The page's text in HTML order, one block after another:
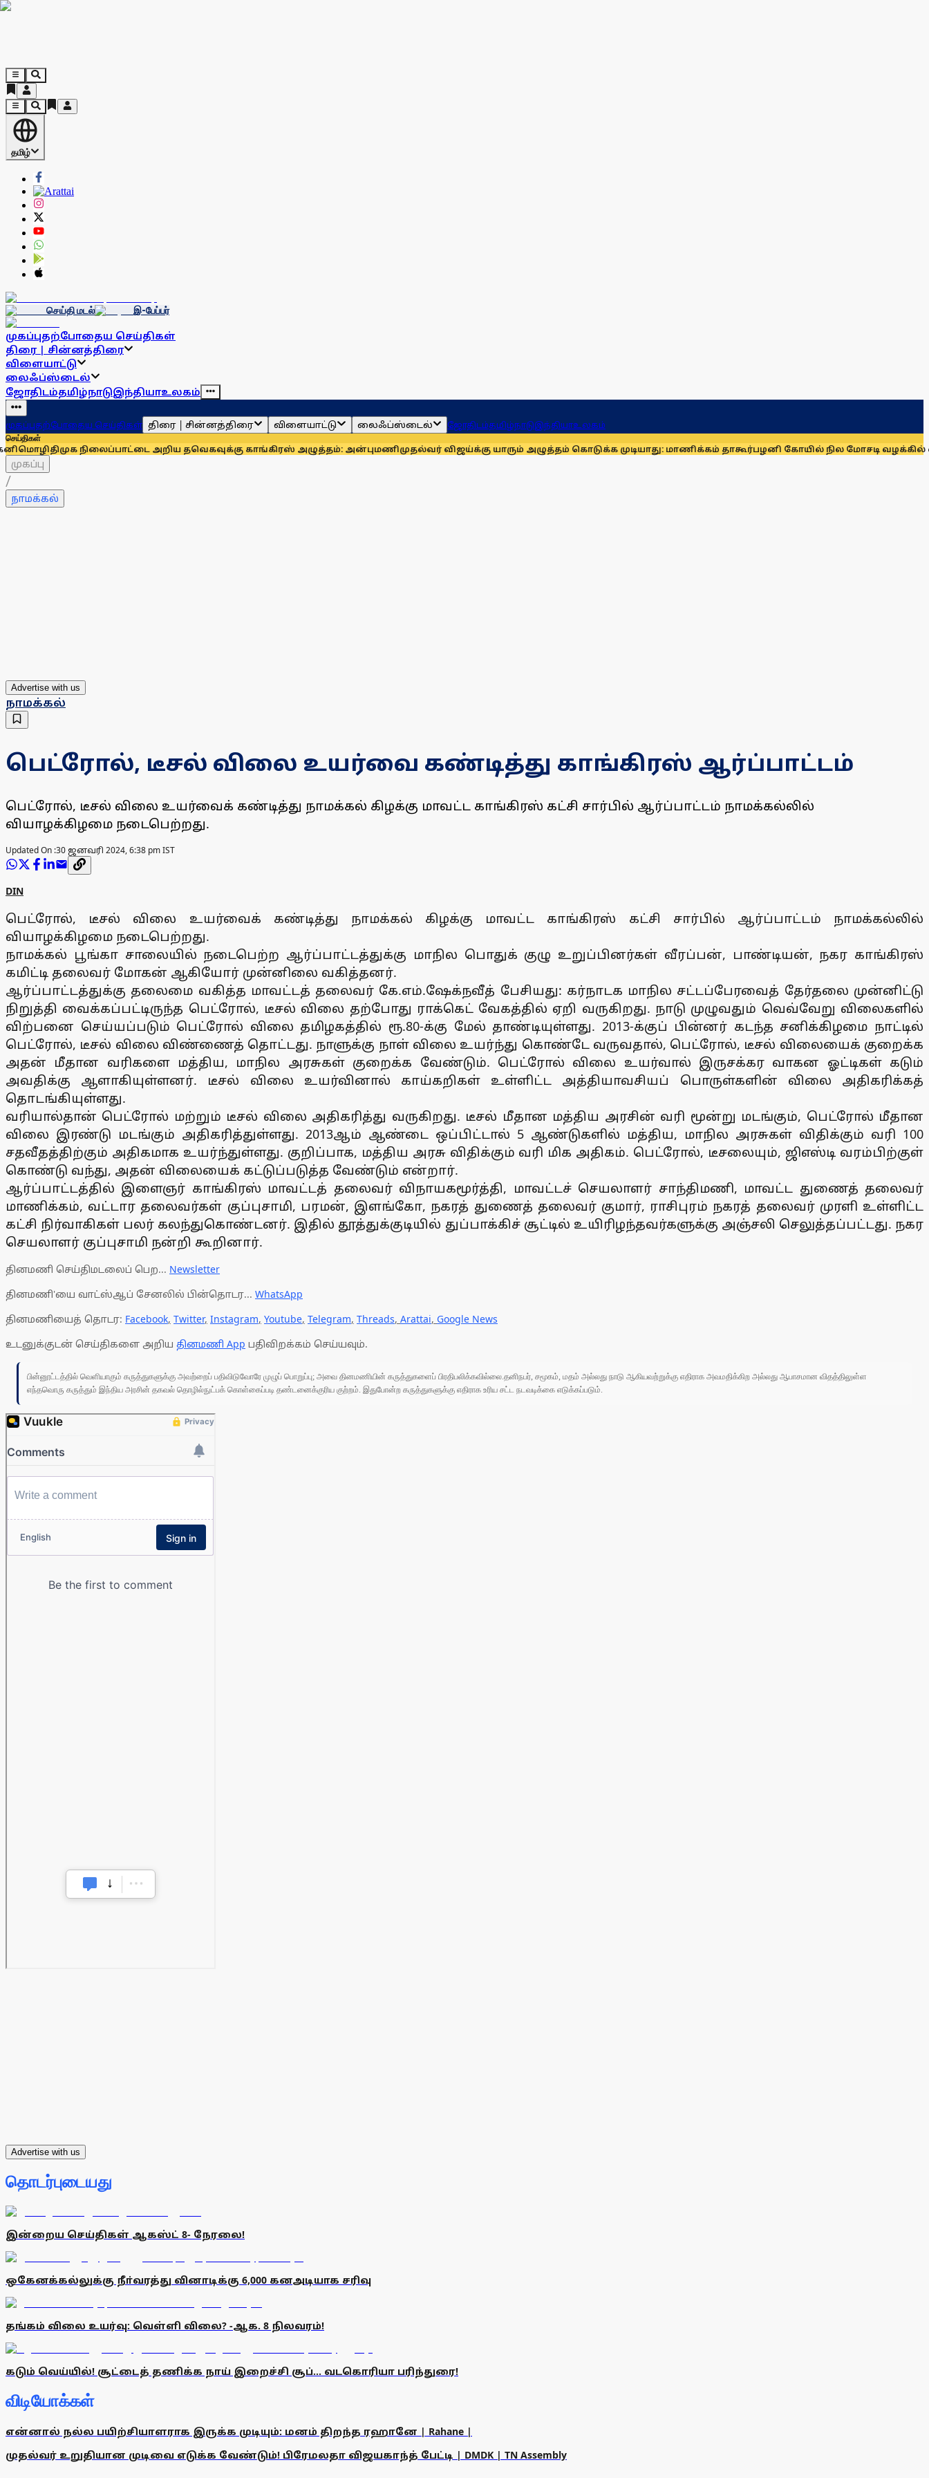
தமிழ்
செய்தி மடல் இ-பேப்பர்
முகப்புதற்போதைய செய்திகள்
திரை | சின்னத்திரை
விளையாட்டு
லைஃப்ஸ்டைல்
ஜோதிடம்தமிழ்நாடுஇந்தியாஉலகம்
முகப்புதற்போதைய செய்திகள் திரை | சின்னத்திரை விளையாட்டு லைஃப்ஸ்டைல் ஜோதிடம்தமிழ்நாடுஇந்தியாஉலகம்
செய்திகள்
நிலைப்பாட்டை அறிய தவெகவுக்கு காங்கிரஸ் அழுத்தம்: அன்புமணி முதல்வர் விஜய்க்கு யாரும் அழுத்தம் கொடுக்க முடியாது: மாணிக்கம் தாகூர்பழனி கோயில் நில மோசடி வழக்கில் கைதாகி
முகப்பு
/
நாமக்கல்
Advertise with us
நாமக்கல்
பெட்ரோல், டீசல் விலை உயர்வை கண்டித்து காங்கிரஸ் ஆர்ப்பாட்டம்
பெட்ரோல், டீசல் விலை உயர்வைக் கண்டித்து நாமக்கல் கிழக்கு மாவட்ட காங்கிரஸ் கட்சி சார்பில் ஆர்ப்பாட்டம் நாமக்கல்லில்
வியாழக்கிழமை நடைபெற்றது.
Updated On :30 ஜனவரி 2024, 6:38 pm IST
DIN
பெட்ரோல், டீசல் விலை உயர்வைக் கண்டித்து நாமக்கல் கிழக்கு மாவட்ட காங்கிரஸ் கட்சி சார்பில் ஆர்ப்பாட்டம் நாமக்கல்லில்
வியாழக்கிழமை நடைபெற்றது.
நாமக்கல் பூங்கா சாலையில் நடைபெற்ற ஆர்ப்பாட்டத்துக்கு மாநில பொதுக் குழு உறுப்பினர்கள் வீரப்பன், பாண்டியன், நகர காங்கிரஸ்
கமிட்டி தலைவர் மோகன் ஆகியோர் முன்னிலை வகித்தனர்.
ஆர்ப்பாட்டத்துக்கு தலைமை வகித்த மாவட்டத் தலைவர் கே.எம்.ஷேக்நவீத் பேசியது: கர்நாடக மாநில சட்டப்பேரவைத் தேர்தலை முன்னிட்டு
நிறுத்தி வைக்கப்பட்டிருந்த பெட்ரோல், டீசல் விலை தற்போது ராக்கெட் வேகத்தில் ஏறி வருகிறது. நாடு முழுவதும் வெவ்வேறு விலைகளில்
விற்பனை செய்யப்படும் பெட்ரோல் விலை தமிழகத்தில் ரூ.80-க்கு மேல் தாண்டியுள்ளது. 2013-க்குப் பின்னர் கடந்த சனிக்கிழமை நாட்டில்
பெட்ரோல், டீசல் விலை விண்ணைத் தொட்டது. நாளுக்கு நாள் விலை உயர்ந்து கொண்டே வருவதால், பெட்ரோல், டீசல் விலையைக் குறைக்க
அதன் மீதான வரிகளை மத்திய, மாநில அரசுகள் குறைக்க வேண்டும். பெட்ரோல் விலை உயர்வால் இருசக்கர வாகன ஓட்டிகள் கடும்
அவதிக்கு ஆளாகியுள்ளனர். டீசல் விலை உயர்வினால் காய்கறிகள் உள்ளிட்ட அத்தியாவசியப் பொருள்களின் விலை அதிகரிக்கத்
தொடங்கியுள்ளது.
வரியால்தான் பெட்ரோல் மற்றும் டீசல் விலை அதிகரித்து வருகிறது. டீசல் மீதான மத்திய அரசின் வரி மூன்று மடங்கும், பெட்ரோல் மீதான
விலை இரண்டு மடங்கும் அதிகரித்துள்ளது. 2013ஆம் ஆண்டை ஒப்பிட்டால் 5 ஆண்டுகளில் மத்திய, மாநில அரசுகள் விதிக்கும் வரி 100
சதவீதத்திற்கும் அதிகமாக உயர்ந்துள்ளது. குறிப்பாக, மத்திய அரசு விதிக்கும் வரி மிக அதிகம். பெட்ரோல், டீசலையும், ஜிஎஸ்டி வரம்பிற்குள்
கொண்டு வந்து, அதன் விலையைக் கட்டுப்படுத்த வேண்டும் என்றார்.
ஆர்ப்பாட்டத்தில் இளைஞர் காங்கிரஸ் மாவட்டத் தலைவர் விநாயகமூர்த்தி, மாவட்டச் செயலாளர் சாந்திமணி, மாவட்ட துணைத் தலைவர்
மாணிக்கம், வட்டார தலைவர்கள் குப்புசாமி, பரமன், இளங்கோ, நகரத் துணைத் தலைவர் குமார், ராசிபுரம் நகரத் தலைவர் முரளி உள்ளிட்ட
கட்சி நிர்வாகிகள் பலர் கலந்துகொண்டனர். இதில் தூத்துக்குடியில் துப்பாக்கிச் சூட்டில் உயிரிழந்தவர்களுக்கு அஞ்சலி செலுத்தப்பட்டது. நகர
செயலாளர் குப்புசாமி நன்றி கூறினார்.
தினமணி செய்திமடலைப் பெற... Newsletter
தினமணி'யை வாட்ஸ்ஆப் சேனலில் பின்தொடர... WhatsApp
தினமணியைத் தொடர: Facebook, Twitter, Instagram, Youtube, Telegram, Threads, Arattai, Google News
உடனுக்குடன் செய்திகளை அறிய தினமணி App பதிவிறக்கம் செய்யவும்.
பின்னூட்டத்தில் வெளியாகும் கருத்துகளுக்கு அவற்றைப் பதிவிடுவோரே முழுப் பொறுப்பு; அவை தினமணியின் கருத்துகளைப் பிரதிபலிக்கவில்லை.தனிநபர், சமூகம், மதம் அல்லது நாடு ஆகியவற்றுக்கு எதிராக அவமதிக்கிற அல்லது ஆபாசமான விதத்திலுள்ள
எந்தவொரு கருத்தும் இந்திய அரசின் தகவல் தொழில்நுட்பக் கொள்கைப்படி தண்டனைக்குரிய குற்றம். இதுபோன்ற கருத்துகளுக்கு எதிராக உரிய சட்ட நடவடிக்கை எடுக்கப்படும்.
Advertise with us
தொடர்புடையது
இன்றைய செய்திகள் ஆகஸ்ட் 8- நேரலை!
ஒகேனக்கல்லுக்கு நீா்வரத்து வினாடிக்கு 6,000 கனஅடியாக சரிவு
தங்கம் விலை உயர்வு: வெள்ளி விலை? -ஆக. 8 நிலவரம்!
கடும் வெய்யில்! சூட்டைத் தணிக்க நாய் இறைச்சி சூப்... வடகொரியா பரிந்துரை!
விடியோக்கள்
என்னால் நல்ல பயிற்சியாளராக இருக்க முடியும்: மனம் திறந்த ரஹானே | Rahane |
முதல்வர் உறுதியான முடிவை எடுக்க வேண்டும்! பிரேமலதா விஜயகாந்த் பேட்டி | DMDK | TN Assembly